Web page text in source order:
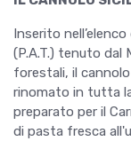
Inserito
(P.A.T.) tenuto dal
forestali, il
rinomato in tutta
preparato per il
di pasta fresca